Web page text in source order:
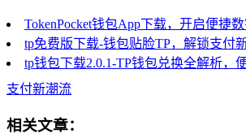
TokenPocket钱包App下载，开启便捷
tp免费版下载-钱包贴脸TP，解锁支付
tp钱包下载2.0.1-TP钱包兑换全解析，
支付新潮流
相关文章：